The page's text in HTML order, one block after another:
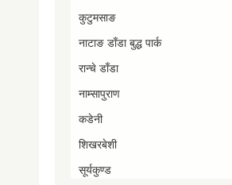
कुटुमसाङ
नाटाङ डाँडा बुद्ध पार्क
रान्चे डाँडा
नाम्सापुराण
कडेनी
शिखरबेशी
सूर्यकुण्ड